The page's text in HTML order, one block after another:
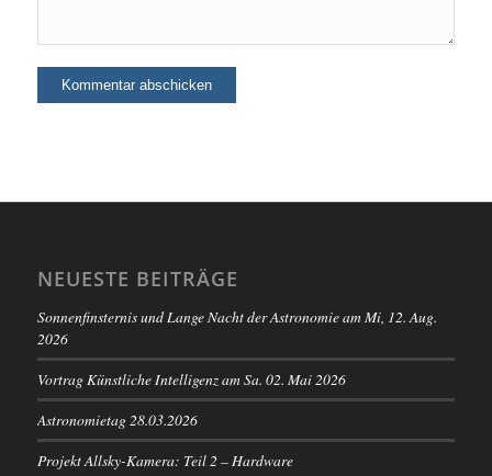
NEUESTE BEITRÄGE
Sonnenfinsternis und Lange Nacht der Astronomie am Mi, 12. Aug.
2026
Vortrag Künstliche Intelligenz am Sa. 02. Mai 2026
Astronomietag 28.03.2026
Projekt Allsky-Kamera: Teil 2 – Hardware